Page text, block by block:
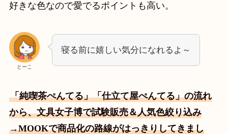
好きな色なので愛でるポイントも高い。
とーこ
寝る前に嬉しい気分になれるよ～
「純喫茶ぺんてる」「仕立て屋ぺんてる」の流れ
から、文具女子博で試験販売＆人気色絞り込み
→MOOKで商品化の路線がはっきりしてきまし